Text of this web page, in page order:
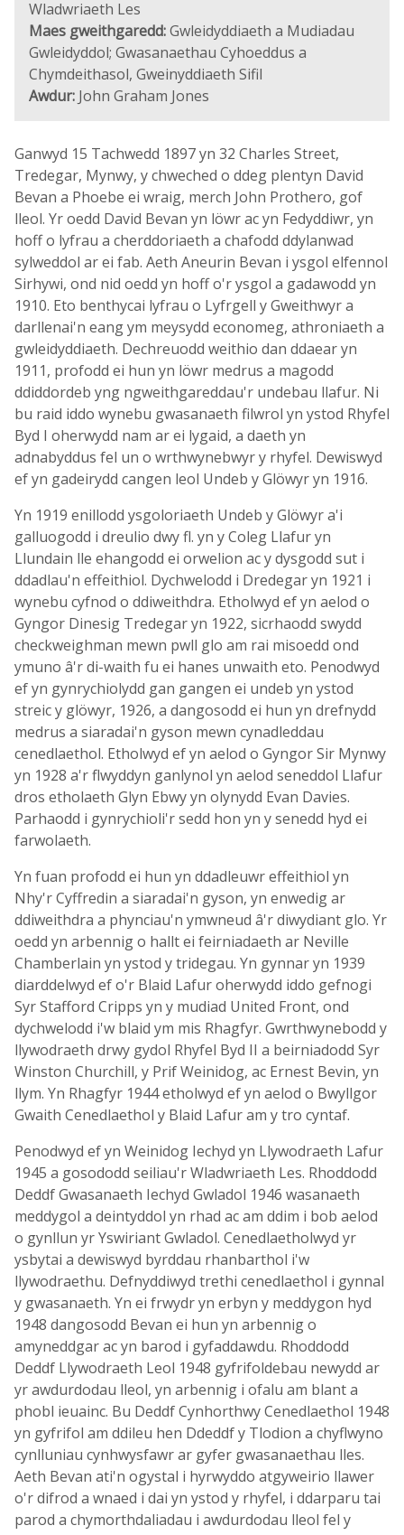
Wladwriaeth Les
Maes gweithgaredd:Gwleidyddiaeth a Mudiadau
Gwleidyddol; Gwasanaethau Cyhoeddus a
Chymdeithasol, Gweinyddiaeth Sifil
Awdur: John Graham Jones
Ganwyd 15 Tachwedd 1897 yn 32 Charles Street,
Tredegar, Mynwy, y chweched o ddeg plentyn David
Bevan a Phoebe ei wraig, merch John Prothero, gof
lleol. Yr oedd David Bevan yn löwr ac yn Fedyddiwr, yn
hoff o lyfrau a cherddoriaeth a chafodd ddylanwad
sylweddol ar ei fab. Aeth Aneurin Bevan i ysgol elfennol
Sirhywi, ond nid oedd yn hoff o'r ysgol a gadawodd yn
1910. Eto benthycai lyfrau o Lyfrgell y Gweithwyr a
darllenai'n eang ym meysydd economeg, athroniaeth a
gwleidyddiaeth. Dechreuodd weithio dan ddaear yn
1911, profodd ei hun yn löwr medrus a magodd
ddiddordeb yng ngweithgareddau'r undebau llafur. Ni
bu raid iddo wynebu gwasanaeth filwrol yn ystod Rhyfel
Byd I oherwydd nam ar ei lygaid, a daeth yn
adnabyddus fel un o wrthwynebwyr y rhyfel. Dewiswyd
ef yn gadeirydd cangen leol Undeb y Glöwyr yn 1916.
Yn 1919 enillodd ysgoloriaeth Undeb y Glöwyr a'i
galluogodd i dreulio dwy fl. yn y Coleg Llafur yn
Llundain lle ehangodd ei orwelion ac y dysgodd sut i
ddadlau'n effeithiol. Dychwelodd i Dredegar yn 1921 i
wynebu cyfnod o ddiweithdra. Etholwyd ef yn aelod o
Gyngor Dinesig Tredegar yn 1922, sicrhaodd swydd
checkweighman mewn pwll glo am rai misoedd ond
ymuno â'r di-waith fu ei hanes unwaith eto. Penodwyd
ef yn gynrychiolydd gan gangen ei undeb yn ystod
streic y glöwyr, 1926, a dangosodd ei hun yn drefnydd
medrus a siaradai'n gyson mewn cynadleddau
cenedlaethol. Etholwyd ef yn aelod o Gyngor Sir Mynwy
yn 1928 a'r flwyddyn ganlynol yn aelod seneddol Llafur
dros etholaeth Glyn Ebwy yn olynydd Evan Davies.
Parhaodd i gynrychioli'r sedd hon yn y senedd hyd ei
farwolaeth.
Yn fuan profodd ei hun yn ddadleuwr effeithiol yn
Nhy'r Cyffredin a siaradai'n gyson, yn enwedig ar
ddiweithdra a phynciau'n ymwneud â'r diwydiant glo. Yr
oedd yn arbennig o hallt ei feirniadaeth ar Neville
Chamberlain yn ystod y tridegau. Yn gynnar yn 1939
diarddelwyd ef o'r Blaid Lafur oherwydd iddo gefnogi
Syr Stafford Cripps yn y mudiad United Front, ond
dychwelodd i'w blaid ym mis Rhagfyr. Gwrthwynebodd y
llywodraeth drwy gydol Rhyfel Byd II a beirniadodd Syr
Winston Churchill, y Prif Weinidog, ac Ernest Bevin, yn
llym. Yn Rhagfyr 1944 etholwyd ef yn aelod o Bwyllgor
Gwaith Cenedlaethol y Blaid Lafur am y tro cyntaf.
Penodwyd ef yn Weinidog Iechyd yn Llywodraeth Lafur
1945 a gosododd seiliau'r Wladwriaeth Les. Rhoddodd
Deddf Gwasanaeth Iechyd Gwladol 1946 wasanaeth
meddygol a deintyddol yn rhad ac am ddim i bob aelod
o gynllun yr Yswiriant Gwladol. Cenedlaetholwyd yr
ysbytai a dewiswyd byrddau rhanbarthol i'w
llywodraethu. Defnyddiwyd trethi cenedlaethol i gynnal
y gwasanaeth. Yn ei frwydr yn erbyn y meddygon hyd
1948 dangosodd Bevan ei hun yn arbennig o
amyneddgar ac yn barod i gyfaddawdu. Rhoddodd
Deddf Llywodraeth Leol 1948 gyfrifoldebau newydd ar
yr awdurdodau lleol, yn arbennig i ofalu am blant a
phobl ieuainc. Bu Deddf Cynhorthwy Cenedlaethol 1948
yn gyfrifol am ddileu hen Ddeddf y Tlodion a chyflwyno
cynlluniau cynhwysfawr ar gyfer gwasanaethau lles.
Aeth Bevan ati'n ogystal i hyrwyddo atgyweirio llawer
o'r difrod a wnaed i dai yn ystod y rhyfel, i ddarparu tai
parod a chymorthdaliadau i awdurdodau lleol fel y